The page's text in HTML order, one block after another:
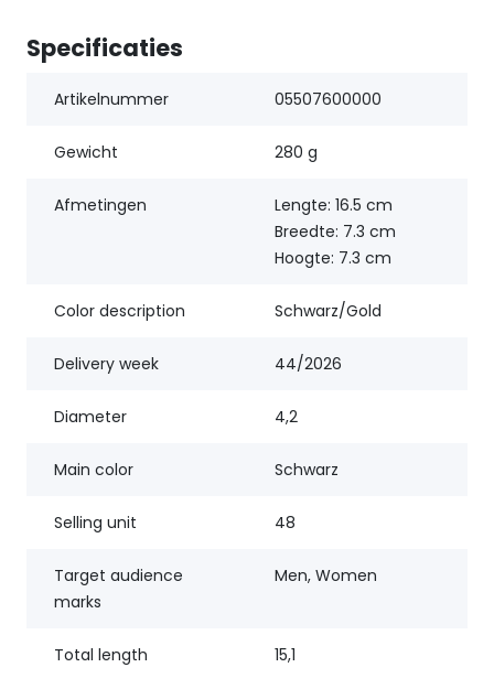
Specificaties
Artikelnummer 05507600000
Gewicht 280 g
Afmetingen
Lengte: 16.5 cm
Breedte: 7.3 cm
Hoogte: 7.3 cm
Color description Schwarz/Gold
Delivery week 44/2026
Diameter 4,2
Main color Schwarz
Selling unit 48
Target audience
marks
Men, Women
Total length 15,1